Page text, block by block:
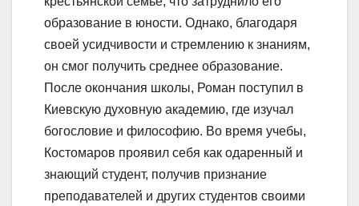
образование в юности. Однако, благодаря
своей усидчивости и стремлению к знаниям,
он смог получить среднее образование.
После окончания школы, Роман поступил в
Киевскую духовную академию, где изучал
богословие и философию. Во время учебы,
Костомаров проявил себя как одаренный и
знающий студент, получив признание
преподавателей и других студентов своими